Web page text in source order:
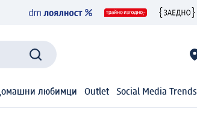
любимци Outlet Social Media Trends